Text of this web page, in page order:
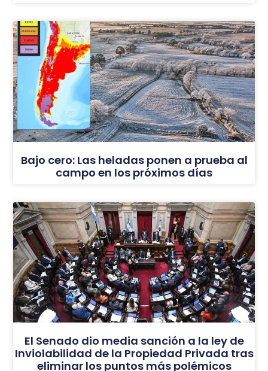
Bajo cero: Las heladas ponen a prueba al
campo en los próximos días
El Senado dio media sanción a la ley de
Inviolabilidad de la Propiedad Privada tras
eliminar los puntos más polémicos